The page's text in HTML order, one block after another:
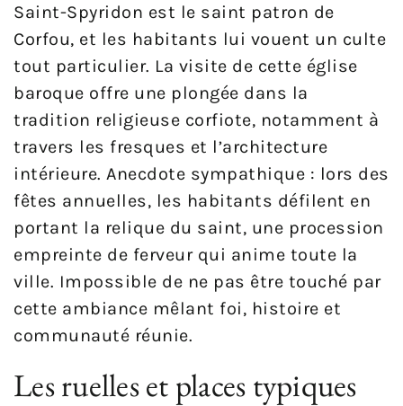
Saint-Spyridon est le saint patron de
Corfou, et les habitants lui vouent un culte
tout particulier. La visite de cette église
baroque offre une plongée dans la
tradition religieuse corfiote, notamment à
travers les fresques et l’architecture
intérieure. Anecdote sympathique : lors des
fêtes annuelles, les habitants défilent en
portant la relique du saint, une procession
empreinte de ferveur qui anime toute la
ville. Impossible de ne pas être touché par
cette ambiance mêlant foi, histoire et
communauté réunie.
Les ruelles et places typiques